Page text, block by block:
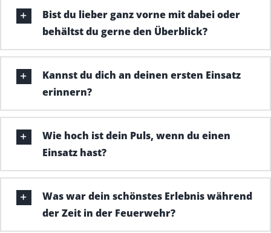
Bist du lieber ganz vorne mit dabei oder
behältst du gerne den Überblick?
Kannst du dich an deinen ersten Einsatz
erinnern?
Wie hoch ist dein Puls, wenn du einen
Einsatz hast?
Was war dein schönstes Erlebnis während
der Zeit in der Feuerwehr?